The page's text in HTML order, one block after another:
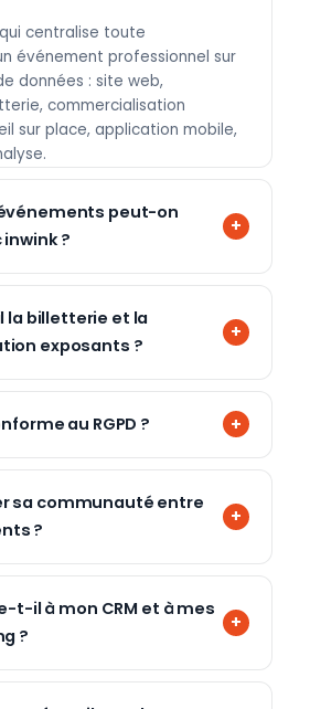
centralise toute
événement professionnel sur
données : site web,
commercialisation
sur place, application mobile,
peut-on
?
la billetterie et la
exposants ?
au RGPD ?
sa communauté entre
?
t-il à mon CRM et à mes
?